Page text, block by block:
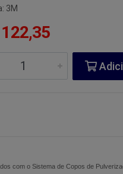
3M
com o Sistema de Copos de